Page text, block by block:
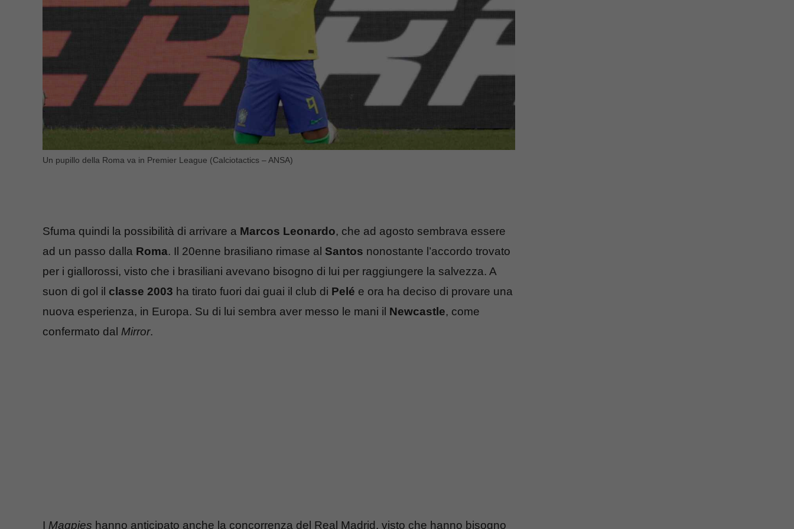
Un pupillo della Roma va in Premier League (Calciotactics – ANSA)
Sfuma quindi la possibilità di arrivare a Marcos Leonardo, che ad agosto sembrava essere
ad un passo dalla Roma. Il 20enne brasiliano rimase al Santos nonostante l’accordo trovato
per i giallorossi, visto che i brasiliani avevano bisogno di lui per raggiungere la salvezza. A
suon di gol il classe 2003 ha tirato fuori dai guai il club di Pelé e ora ha deciso di provare una
nuova esperienza, in Europa. Su di lui sembra aver messo le mani il Newcastle, come
confermato dal Mirror.
I Magpies hanno anticipato anche la concorrenza del Real Madrid, visto che hanno bisogno